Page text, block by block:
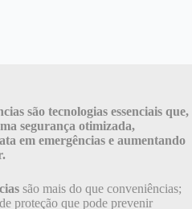
são tecnologias essenciais que,
segurança otimizada,
em emergências e aumentando
são mais do que conveniências;
proteção que pode prevenir